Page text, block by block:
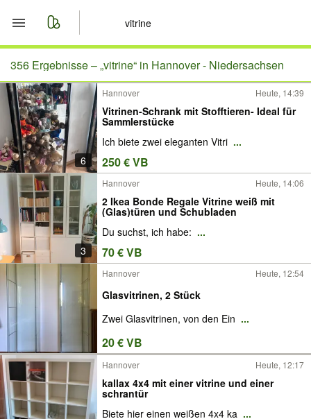
Start
Merkliste
Nachrichten
Anzeige aufgeben
356 Ergebnisse –„vitrine“ in Hannover - Niedersachsen
6
Hannover Heute, 14:39
Vitrinen-Schrank mit Stofftieren- Ideal für
Sammlerstücke
Ich biete zwei eleganten Vitri ...
250 € VB
3
Hannover Heute, 14:06
2 Ikea Bonde Regale Vitrine weiß mit
(Glas)türen und Schubladen
Du suchst, ich habe: ...
70 € VB
Hannover Heute, 12:54
Glasvitrinen, 2 Stück
Zwei Glasvitrinen, von den Ein ...
20 € VB
Hannover Heute, 12:17
kallax 4x4 mit einer vitrine und einer
schrantür
Biete hier einen weißen 4x4 ka ...